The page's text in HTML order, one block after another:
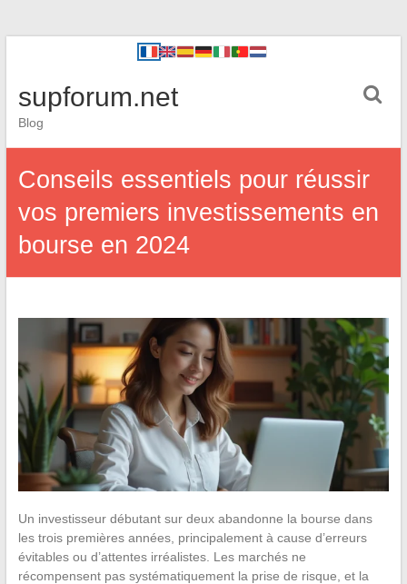
supforum.net
Blog
Conseils essentiels pour réussir
vos premiers investissements en
bourse en 2024
Un investisseur débutant sur deux abandonne la bourse dans
les trois premières années, principalement à cause d’erreurs
évitables ou d’attentes irréalistes. Les marchés ne
récompensent pas systématiquement la prise de risque, et la